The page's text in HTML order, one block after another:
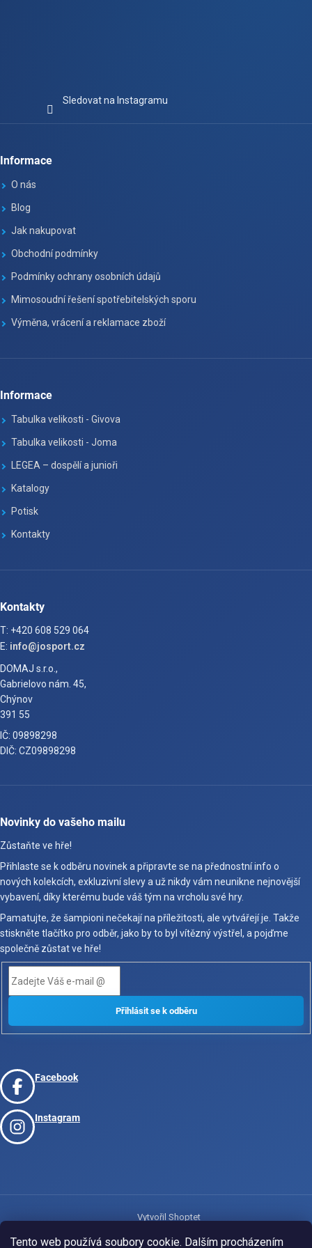
Tento web používá soubory cookie. Dalším procházením
Sledovat na Instagramu
Informace
O nás
Blog
Jak nakupovat
Obchodní podmínky
Podmínky ochrany osobních údajů
Mimosoudní řešení spotřebitelských sporu
Výměna, vrácení a reklamace zboží
Informace
Tabulka velikosti - Givova
Tabulka velikosti - Joma
LEGEA – dospělí a junioři
Katalogy
Potisk
Kontakty
Kontakty
T: +420 608 529 064
E: info@josport.cz
DOMAJ s.r.o.,
Gabrielovo nám. 45,
Chýnov
391 55
IČ: 09898298
DIČ: CZ09898298
Novinky do vašeho mailu
Zůstaňte ve hře!
Přihlaste se k odběru novinek a připravte se na přednostní info o
nových kolekcích, exkluzivní slevy a už nikdy vám neunikne nejnovější
vybavení, díky kterému bude váš tým na vrcholu své hry.
Pamatujte, že šampioni nečekají na příležitosti, ale vytvářejí je. Takže
stiskněte tlačítko pro odběr, jako by to byl vítězný výstřel, a pojďme
společně zůstat ve hře!
Facebook
Instagram
Vytvořil Shoptet